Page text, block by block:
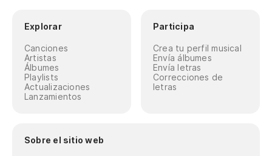
Explorar
Canciones
Artistas
Álbumes
Playlists
Actualizaciones
Lanzamientos
Participa
Crea tu perfil musical
Envía álbumes
Envía letras
Correcciones de
letras
Sobre el sitio web